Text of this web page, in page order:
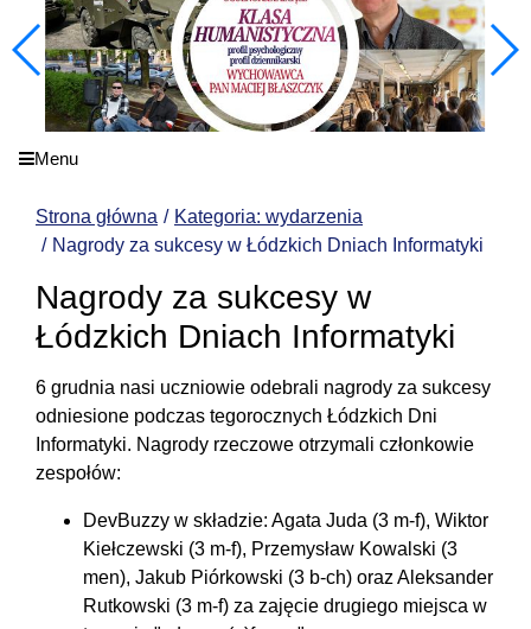
Menu
Strona główna
Kategoria: wydarzenia
Nagrody za sukcesy w Łódzkich Dniach Informatyki
Nagrody za sukcesy w
Łódzkich Dniach Informatyki
6 grudnia nasi uczniowie odebrali nagrody za sukcesy
odniesione podczas tegorocznych Łódzkich Dni
Informatyki. Nagrody rzeczowe otrzymali członkowie
zespołów:
DevBuzzy w składzie: Agata Juda (3 m-f), Wiktor
Kiełczewski (3 m-f), Przemysław Kowalski (3
men), Jakub Piórkowski (3 b-ch) oraz Aleksander
Rutkowski (3 m-f) za zajęcie drugiego miejsca w